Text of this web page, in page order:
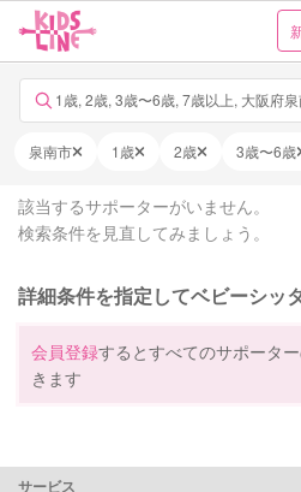
1歳, 2歳, 3歳〜6歳, 7歳以上, 大阪府
泉南市 1歳 2歳 3歳〜6歳
該当するサポーターがいません。
検索条件を見直してみましょう。
詳細条件を指定してベビーシッ
会員登録するとすべてのサポータ
きます
サービス